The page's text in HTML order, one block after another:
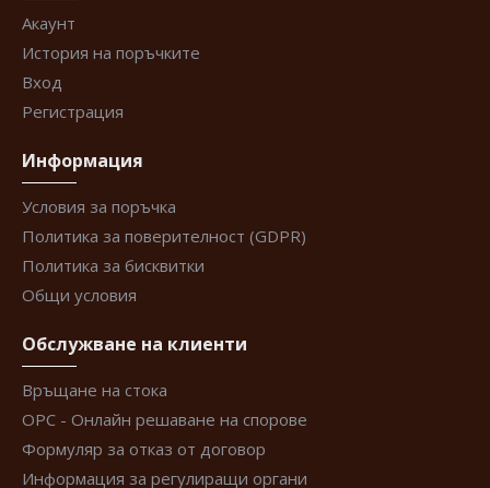
Акаунт
История на поръчките
Вход
Регистрация
Информация
Условия за поръчка
Политика за поверителност (GDPR)
Политика за бисквитки
Общи условия
Обслужване на клиенти
Връщане на стока
ОРС - Онлайн решаване на спорове
Формуляр за отказ от договор
Информация за регулиращи органи